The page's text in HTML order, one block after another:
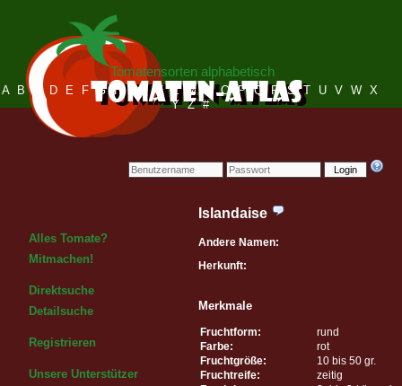
Login
Tomatensorten alphabetisch
A B C D E F G H I J K L M N O P Q R S T U V W X
Y Z #
Alles Tomate?
Mitmachen!
Direktsuche
Detailsuche
Registrieren
Unsere Unterstützer
Islandaise
Andere Namen:
Herkunft:
Merkmale
Fruchtform:
rund
Farbe:
rot
Fruchtgröße:
10 bis 50 gr.
Fruchtreife:
zeitig